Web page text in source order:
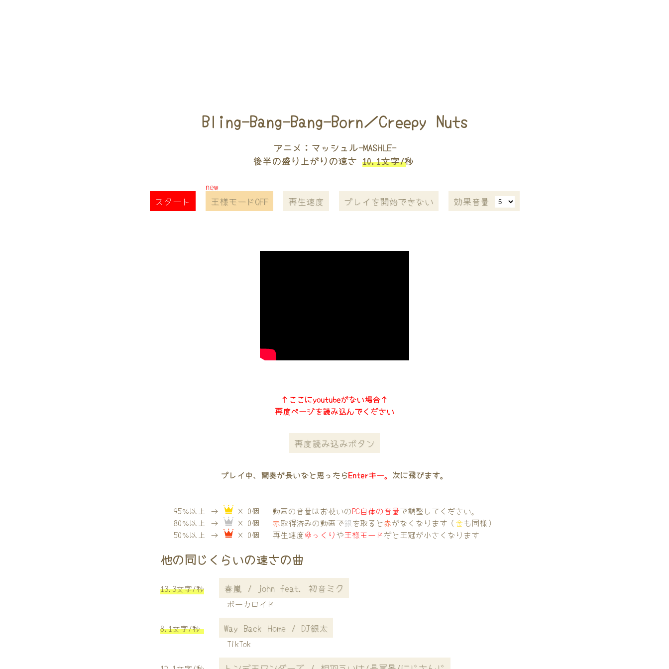
Bling-Bang-Bang-Born／Creepy Nuts
アニメ：マッシュル-MASHLE-
後半の盛り上がりの速さ 10.1文字/秒
スタート 王様モードOFF 再生速度 プレイを開始できない 効果音量
↑ここにyoutubeがない場合↑
再度ページを読み込んでください
再度読み込みボタン
プレイ中、間奏が長いなと思ったらEnterキー。 次に飛びます。
95％以上 →
× 0個
80％以上 →
× 0個
50％以上 →
× 0個
動画の音量はお使いのPC自体の音量で調整してください。
赤取得済みの動画で銀を取ると赤がなくなります（ 金も同様）
再生速度ゆっくりや王様モード だと王冠が小さくなります
他の同じくらいの速さの曲
13.3文字/秒 春嵐 / john feat. 初音ミク
ボーカロイド
8.1文字/秒 Way Back Home / DJ銀太
TikTok